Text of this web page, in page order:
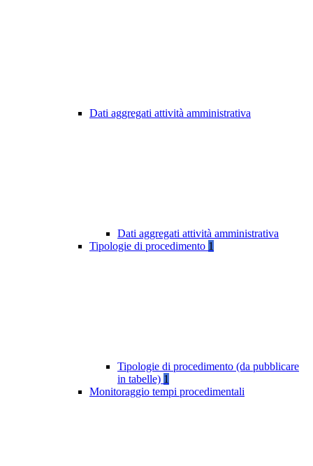
Dati aggregati attività amministrativa
Dati aggregati attività amministrativa
Tipologie di procedimento 1
Tipologie di procedimento (da pubblicare
in tabelle) 1
Monitoraggio tempi procedimentali